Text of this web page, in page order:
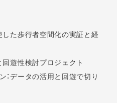
した歩行者空間化の実証と経
回遊性検討プロジェクト
：データの活用と回遊で切り